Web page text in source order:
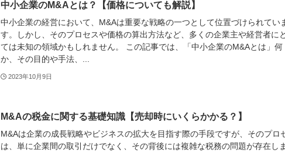
中小企業のM&Aとは？【価格についても解説】
中小企業の経営において、M&Aは重要な戦略の一つとして位置づけられてい
す。しかし、そのプロセスや価格の算出方法など、多くの企業主や経営者に
ては未知の領域かもしれません。 この記事では、「中小企業のM&Aとは」何
か、その目的や手法、...
2023年10月9日
M&Aの税金に関する基礎知識【売却時にいくらかかる？】
M&Aは企業の成長戦略やビジネスの拡大を目指す際の手段ですが、そのプロ
は、単に企業間の取引だけでなく、その背後には複雑な税務の問題が存在しま